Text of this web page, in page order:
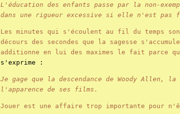
L'éducation des enfants passe par la non-
dans une rigueur excessive si elle n'est pas
Les minutes qui s'écoulent au fil du temps
décours des secondes que la sagesse
additionne en lui des maximes le fait parce
s'exprime :
Je gage que la descendance de Woody
l'apparence de ses films.
Jouer est une affaire trop importante pour